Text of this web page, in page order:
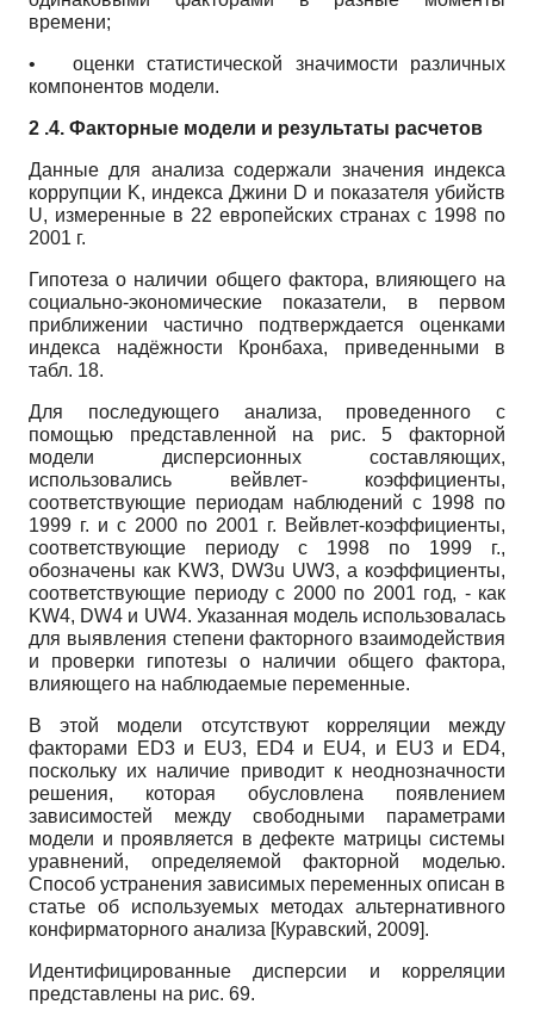
времени;
• оценки статистической значимости различных
компонентов модели.
2 .4. Факторные модели и результаты расчетов
Данные для анализа содержали значения индекса
коррупции K, индекса Джини D и показателя убийств
U, измеренные в 22 европейских странах с 1998 по
2001 г.
Гипотеза о наличии общего фактора, влияющего на
социально-экономические показатели, в первом
приближении частично подтверждается оценками
индекса надёжности Кронбаха, приведенными в
табл. 18.
Для последующего анализа, проведенного с
помощью представленной на рис. 5 факторной
модели дисперсионных составляющих,
использовались вейвлет- коэффициенты,
соответствующие периодам наблюдений с 1998 по
1999 г. и с 2000 по 2001 г. Вейвлет-коэффициенты,
соответствующие периоду с 1998 по 1999 г.,
обозначены как KW3, DW3u UW3, а коэффициенты,
соответствующие периоду с 2000 по 2001 год, - как
KW4, DW4 и UW4. Указанная модель использовалась
для выявления степени факторного взаимодействия
и проверки гипотезы о наличии общего фактора,
влияющего на наблюдаемые переменные.
В этой модели отсутствуют корреляции между
факторами ED3 и EU3, ED4 и EU4, и EU3 и ED4,
поскольку их наличие приводит к неоднозначности
решения, которая обусловлена появлением
зависимостей между свободными параметрами
модели и проявляется в дефекте матрицы системы
уравнений, определяемой факторной моделью.
Способ устранения зависимых переменных описан в
статье об используемых методах альтернативного
конфирматорного анализа [Куравский, 2009].
Идентифицированные дисперсии и корреляции
представлены на рис. 69.